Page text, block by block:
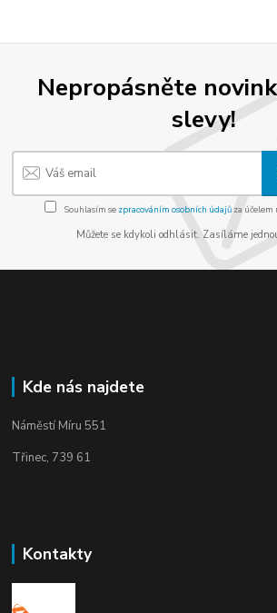
Nepropásněte
slevy!
Souhlasím se zpracováním osobních údajůza účelem
Můžete se kdykoli odhlásit. Zasíláme
Kde nás najdete
Náměstí Míru 551
Třinec, 739 61
Kontakty